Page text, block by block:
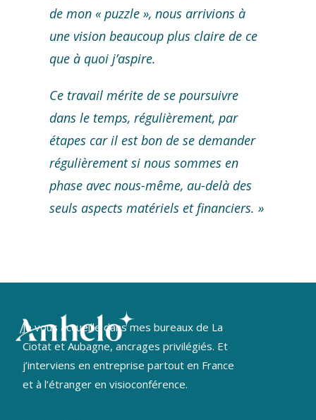
de mon « puzzle », nous arrivions à
une vision beaucoup plus claire de ce
que à quoi j’aspire.
Ce travail mérite de se poursuivre
dans le temps, régulièrement, par
étapes car il est bon de se demander
régulièrement si nous sommes en
phase avec nous-même, au-delà des
seuls aspects matériels et financiers. »
Je vous accueille dans mes bureaux de La
Ciotat et Aubagne, ancrages privilégiés. Et
j’interviens en entreprise partout en France
et à l’étranger en visioconférence.